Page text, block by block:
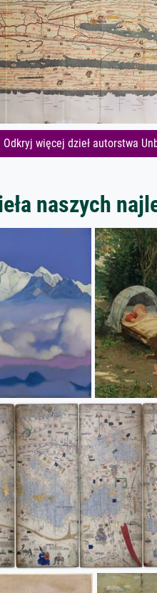
Odkryj więcej dzieł autorstwa
naszych